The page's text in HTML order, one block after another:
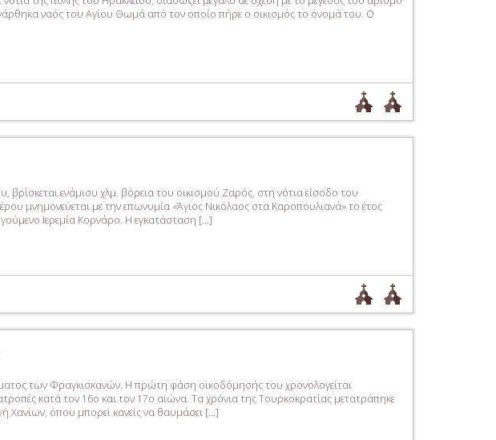
ναός του Αγίου Θωμά από τον οποίο πήρε ο οικισμός το όνομά του. Ο
ενάμισυ χλμ. βόρεια του οικισμού Ζαρός, στη νότια είσοδο του
μνημονεύεται με την επωνυμία «Άγιος Νικόλαος στα Καροπουλιανά» το έτος
Ιερεμία Κορνάρο. Η εγκατάσταση […]
των Φραγκισκανών. Η πρώτη φάση οικοδόμησής του χρονολογείται
κατά τον 16ο και τον 17ο αιώνα. Τα χρόνια της Τουρκοκρατίας μετατράπηκε
Χανίων, όπου μπορεί κανείς να θαυμάσει […]